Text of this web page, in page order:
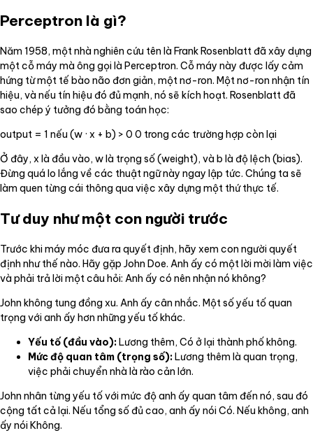
Perceptron là gì?
Năm 1958, một nhà nghiên cứu tên là Frank Rosenblatt đã xây dựng
một cỗ máy mà ông gọi là Perceptron. Cỗ máy này được lấy cảm
hứng từ một tế bào não đơn giản, một nơ-ron. Một nơ-ron nhận tín
hiệu, và nếu tín hiệu đó đủ mạnh, nó sẽ kích hoạt. Rosenblatt đã
sao chép ý tưởng đó bằng toán học:
output = 1 nếu (w · x + b) > 0 0 trong các trường hợp còn lại
Ở đây, x là đầu vào, w là trọng số (weight), và b là độ lệch (bias).
Đừng quá lo lắng về các thuật ngữ này ngay lập tức. Chúng ta sẽ
làm quen từng cái thông qua việc xây dựng một thứ thực tế.
Tư duy như một con người trước
Trước khi máy móc đưa ra quyết định, hãy xem con người quyết
định như thế nào. Hãy gặp John Doe. Anh ấy có một lời mời làm việc
và phải trả lời một câu hỏi: Anh ấy có nên nhận nó không?
John không tung đồng xu. Anh ấy cân nhắc. Một số yếu tố quan
trọng với anh ấy hơn những yếu tố khác.
Yếu tố (đầu vào):Lương thêm, Có ở lại thành phố không.
Mức độ quan tâm (trọng số):Lương thêm là quan trọng,
việc phải chuyển nhà là rào cản lớn.
John nhân từng yếu tố với mức độ anh ấy quan tâm đến nó, sau đó
cộng tất cả lại. Nếu tổng số đủ cao, anh ấy nói Có. Nếu không, anh
ấy nói Không.